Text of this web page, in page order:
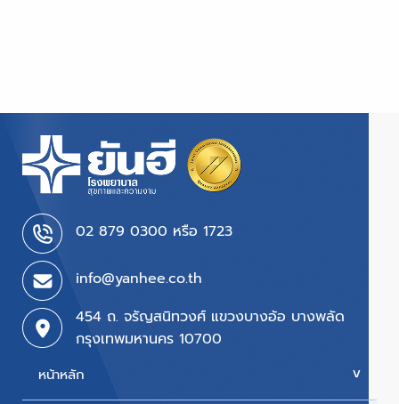
02 879 0300 หรือ 1723
info@yanhee.co.th
454 ถ. จรัญสนิทวงศ์ แขวงบางอ้อ บางพลัด
กรุงเทพมหานคร 10700
หน้าหลัก